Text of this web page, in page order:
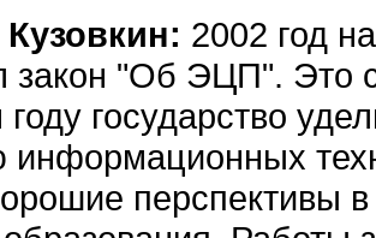
2002 год
закон "Об ЭЦП". Это
государство
информационных
перспективы